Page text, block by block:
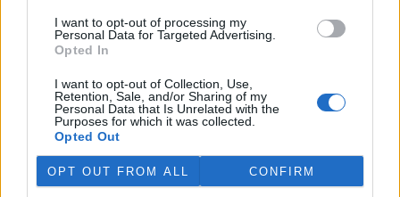
I want to opt-out of processing my
Personal Data for Targeted Advertising.
Opted In
I want to opt-out of Collection, Use,
Retention, Sale, and/or Sharing of my
Personal Data that Is Unrelated with the
Purposes for which it was collected.
Opted Out
OPT OUT FROM ALL CONFIRM
Watsona jsou od té doby zadržováni v Reykjavíku. Sám Watson na
palubě nebyl. Píše o tom agentura AFP s odvoláním na islandskou
policii.
Záchranná stanice v Praze přijímá kvůli vedrům více
volně žijících zvířat
5.8.2026 17:40 | PRAHA (
Kvůli vysokým letním
teplotám pracovníci pražské
záchranné stanice pro volně